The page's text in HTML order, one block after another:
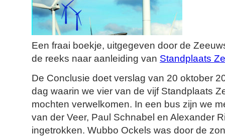
Een fraai boekje, uitgegeven door de
de reeks naar aanleiding van Standplaats
De Conclusie doet verslag van 20 oktober
dag waarin we vier van de vijf Standplaats
mochten verwelkomen. In een bus zijn we
van der Veer, Paul Schnabel en Alexander
ingetrokken. Wubbo Ockels was door de